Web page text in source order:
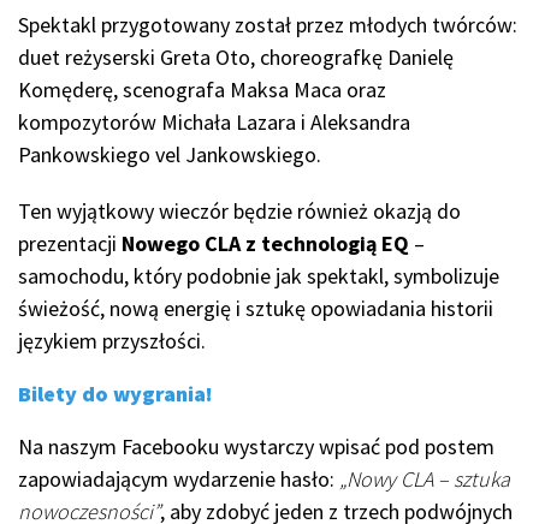
Spektakl przygotowany został przez młodych twórców:
duet reżyserski Greta Oto, choreografkę Danielę
Komęderę, scenografa Maksa Maca oraz
kompozytorów Michała Lazara i Aleksandra
Pankowskiego vel Jankowskiego.
Ten wyjątkowy wieczór będzie również okazją do
prezentacji Nowego CLA z technologią EQ –
samochodu, który podobnie jak spektakl, symbolizuje
świeżość, nową energię i sztukę opowiadania historii
językiem przyszłości.
Bilety do wygrania!
Na naszym Facebooku wystarczy wpisać pod postem
zapowiadającym wydarzenie hasło: „Nowy CLA – sztuka
nowoczesności”, aby zdobyć jeden z trzech podwójnych